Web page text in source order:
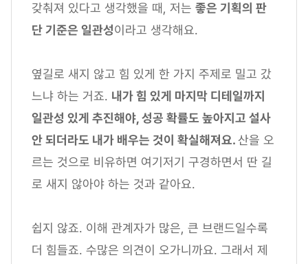
갖춰져 있다고 생각했을 때, 저는 좋은 기획의 판
단 기준은 일관성이라고 생각해요.
옆길로 새지 않고 힘 있게 한 가지 주제로 밀고 갔
느냐 하는 거죠. 내가 힘 있게 마지막 디테일까지
일관성 있게 추진해야, 성공 확률도 높아지고 설사
안 되더라도 내가 배우는 것이 확실해져요.산을 오
르는 것으로 비유하면 여기저기 구경하면서 딴 길
로 새지 않아야 하는 것과 같아요.
쉽지 않죠. 이해 관계자가 많은, 큰 브랜드일수록
더 힘들죠. 수많은 의견이 오가니까요. 그래서 제